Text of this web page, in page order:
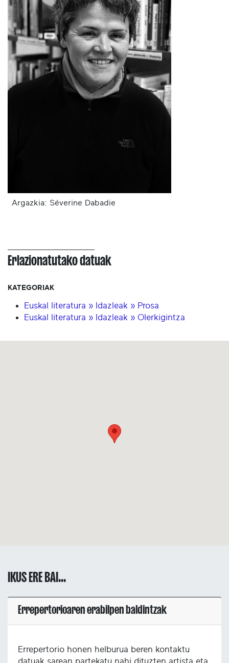
Argazkia: Séverine Dabadie
Erlazionatutako datuak
KATEGORIAK
Euskal literatura » Idazleak » Prosa
Euskal literatura » Idazleak » Olerkigintza
IKUS ERE BAI...
Errepertorioaren erabilpen baldintzak
Errepertorio honen helburua beren kontaktu
datuak sarean partekatu nahi dituzten artista eta